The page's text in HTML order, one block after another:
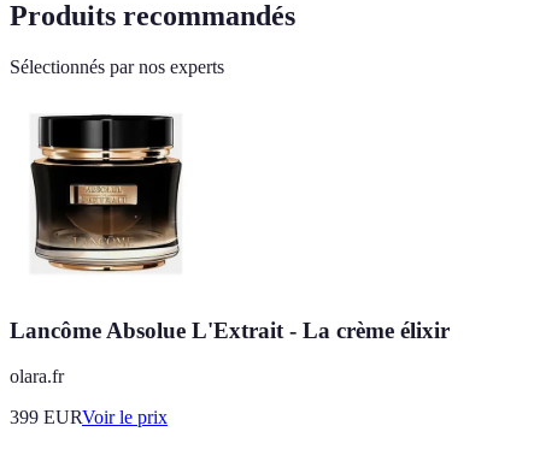
Produits recommandés
Sélectionnés par nos experts
Lancôme Absolue L'Extrait - La crème élixir
olara.fr
399 EURVoir le prix